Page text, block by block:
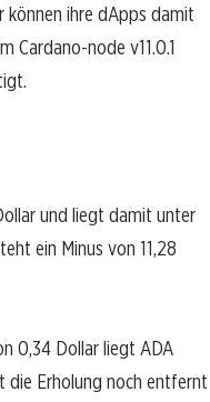
ihre dApps damit
Cardano-node v11.0.1
und liegt damit unter
ein Minus von 11,28
0,34 Dollar liegt ADA
die Erholung noch entfernt